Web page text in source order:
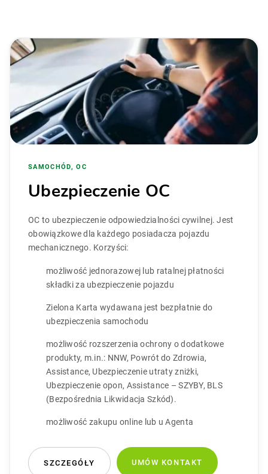
SAMOCHÓD, OC
Ubezpieczenie OC
OC to ubezpieczenie odpowiedzialności cywilnej. Jest
obowiązkowe dla każdego posiadacza pojazdu
mechanicznego. Korzyści:
możliwość jednorazowej lub ratalnej płatności
składki za ubezpieczenie pojazdu
Zielona Karta wydawana jest bezpłatnie do
ubezpieczenia samochodu
możliwość rozszerzenia ochrony o dodatkowe
produkty, m.in.: NNW, Powrót do Zdrowia,
Assistance, Ubezpieczenie utraty zniżki,
Ubezpieczenie opon, Assistance – SZYBY, BLS
(Bezpośrednia Likwidacja Szkód).
możliwość zakupu online lub u Agenta
SZCZEGÓŁY UMÓW KONTAKT